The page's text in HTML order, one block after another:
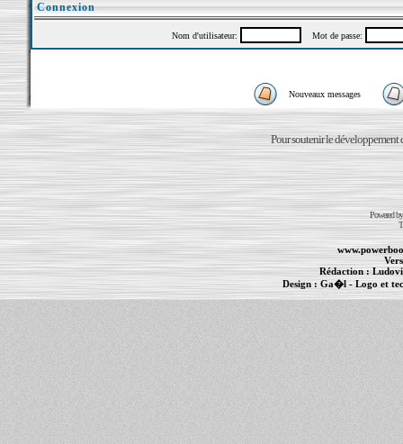
Connexion
Nom d'utilisateur: Mot de passe:
Nouveaux messages
Pour soutenir le développement
Powered
Rédaction :
Design : Ga�l- Logo et